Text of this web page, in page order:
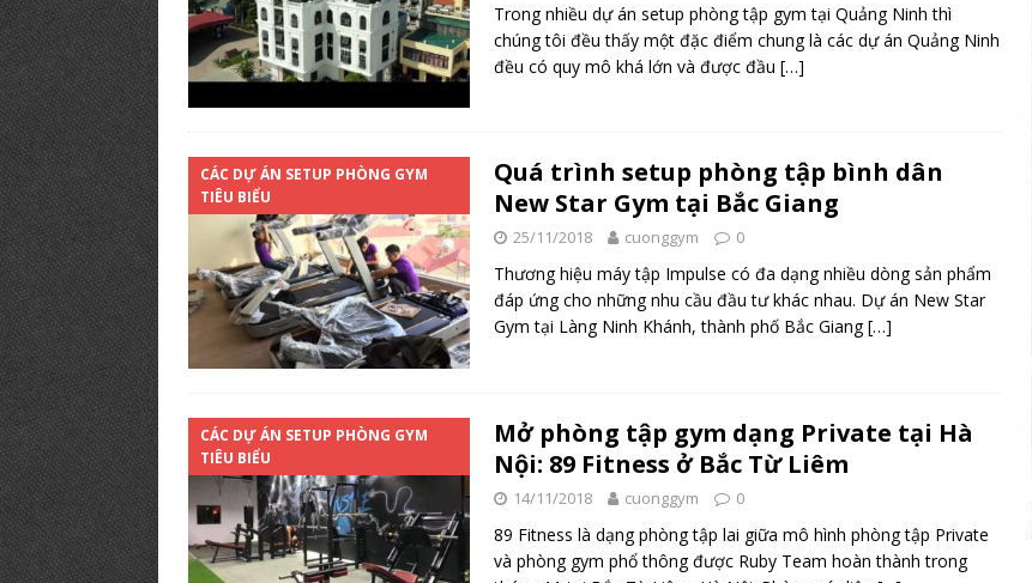
Trong nhiều dự án setup phòng tập gym tại Quảng Ninh thì
chúng tôi đều thấy một đặc điểm chung là các dự án Quảng Ninh
đều có quy mô khá lớn và được đầu […]
CÁC DỰ ÁN SETUP PHÒNG GYM
TIÊU BIỂU
Quá trình setup phòng tập bình dân
New Star Gym tại Bắc Giang
25/11/2018 cuonggym 0
Thương hiệu máy tập Impulse có đa dạng nhiều dòng sản phẩm
đáp ứng cho những nhu cầu đầu tư khác nhau. Dự án New Star
Gym tại Làng Ninh Khánh, thành phố Bắc Giang[…]
CÁC DỰ ÁN SETUP PHÒNG GYM
TIÊU BIỂU
Mở phòng tập gym dạng Private tại Hà
Nội: 89 Fitness ở Bắc Từ Liêm
14/11/2018 cuonggym 0
89 Fitness là dạng phòng tập lai giữa mô hình phòng tập Private
và phòng gym phổ thông được Ruby Team hoàn thành trong